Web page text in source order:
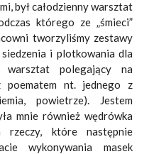
był całodzienny warsztat
którego ze „śmieci”
tworzyliśmy zestawy
i plotkowania dla
polegający na
nt. jednego z
powietrze). Jestem
mnie również wędrówka
rzeczy, które następnie
wykonywania masek